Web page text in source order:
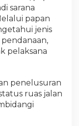
sarana
papan
jenis
pelaksana
penelusuran
ruas jalan